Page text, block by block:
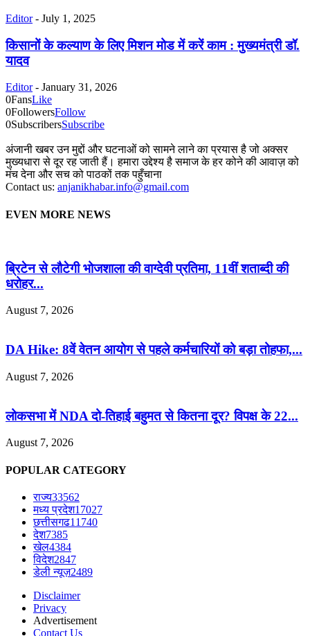
Editor - July 1, 2025
किसानों के कल्याण के लिए मिशन मोड में करें काम : मुख्यमंत्री डॉ.
यादव
Editor - January 31, 2026
0FansLike
0FollowersFollow
0SubscribersSubscribe
अंजानी खबर उन मुद्दों और घटनाओं को सामने लाने का प्रयास है जो अक्सर
मुख्यधारा से दूर रह जाती हैं। हमारा उद्देश्य है समाज के हर कोने की आवाज़ को
मंच देना और सच को पाठकों तक पहुँचाना
Contact us: anjanikhabar.info@gmail.com
EVEN MORE NEWS
ब्रिटेन से लौटेगी भोजशाला की वाग्देवी प्रतिमा, 11वीं शताब्दी की
धरोहर...
August 7, 2026
DA Hike: 8वें वेतन आयोग से पहले कर्मचारियों को बड़ा तोहफा,...
August 7, 2026
लोकसभा में NDA दो-तिहाई बहुमत से कितना दूर? विपक्ष के 22...
August 7, 2026
POPULAR CATEGORY
राज्य33562
मध्य प्रदेश17027
छत्तीसगढ11740
देश7385
खेल4384
विदेश2847
डेली न्यूज़2489
Disclaimer
Privacy
Advertisement
Contact Us